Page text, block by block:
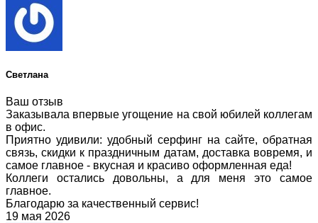
Светлана
Ваш отзыв
Заказывала впервые угощение на свой юбилей коллегам
в офис.
Приятно удивили: удобный серфинг на сайте, обратная
связь, скидки к праздничным датам, доставка вовремя, и
самое главное - вкусная и красиво оформленная еда!
Коллеги остались довольны, а для меня это самое
главное.
Благодарю за качественный сервис!
19 мая 2026